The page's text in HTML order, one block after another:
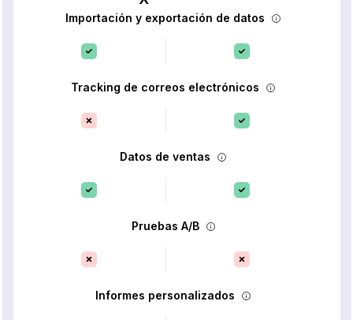
Importación y exportación de datos
Tracking de correos electrónicos
Datos de ventas
Pruebas A/B
Informes personalizados